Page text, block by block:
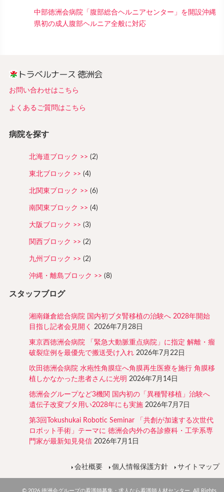
中部徳洲会病院「腹部総合ヘルニアセンター」を開設沖縄
県初の成人腹部ヘルニア全般に対応
お問い合わせはこちら
よくあるご質問はこちら
病院を探す
北海道ブロック (2)
東北ブロック (4)
北関東ブロック (6)
南関東ブロック (4)
大阪ブロック (3)
関西ブロック (2)
九州ブロック (2)
沖縄・離島ブロック (8)
スタッフブログ
湘南鎌倉総合病院 国内初ブタ腎移植の治験へ 2028年開始
目指し記者会見開く
2026年7月28日
東京西徳洲会病院 「緊急大動脈重点病院」に指定 解離・瘤
破裂症例を最優先で搬送受け入れ 2026年7月22日
吹田徳洲会病院 水疱性角膜症へ角膜再生医療を施行 角膜移
植しかなかった患者さんに光明 2026年7月14日
徳洲会グループなど3機関 国内初の「異種腎移植」治験へ
遺伝子改変ブタ用い2028年にも実施 2026年7月7日
第3回Tokushukai Robotic Seminar 「共創が加速する次世代
ロボット手術」テーマに 徳洲会内外の各診療科・工学系専
門家が最新知見発信 2026年7月1日
会社概要 個人情報保護方針 サイトマップ
© 2026 徳洲会グループの看護師募集・求人なら看護師人材センター. All Rights